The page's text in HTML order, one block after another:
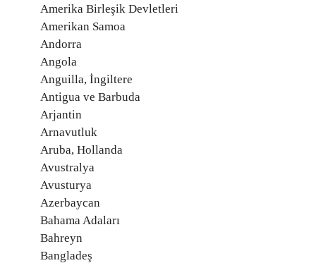
Amerika Birleşik Devletleri
Amerikan Samoa
Andorra
Angola
Anguilla, İngiltere
Antigua ve Barbuda
Arjantin
Arnavutluk
Aruba, Hollanda
Avustralya
Avusturya
Azerbaycan
Bahama Adaları
Bahreyn
Bangladeş